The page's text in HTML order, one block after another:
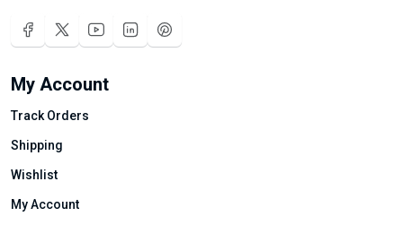
My Account
Track Orders
Shipping
Wishlist
My Account